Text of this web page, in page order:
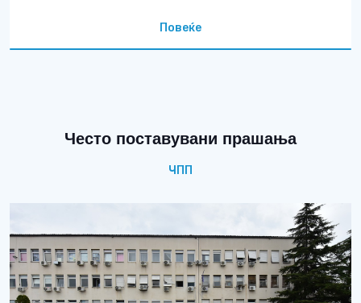
Повеќе
Често поставувани прашања
ЧПП